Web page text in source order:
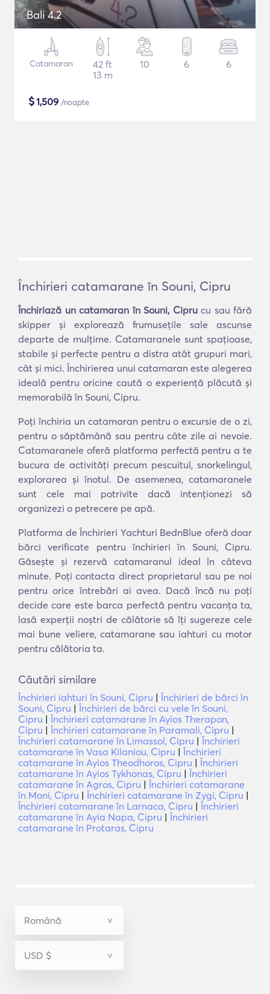
Bali 4.2
Catamaran
42 ft
13 m
10 6 6
$1,509 /noapte
Închirieri catamarane în Souni, Cipru
Închiriază un catamaran în Souni, Ciprucu sau fără
skipper și explorează frumusețile sale ascunse
departe de mulțime. Catamaranele sunt spațioase,
stabile și perfecte pentru a distra atât grupuri mari,
cât și mici. Închirierea unui catamaran este alegerea
ideală pentru oricine caută o experiență plăcută și
memorabilă în Souni, Cipru.
Poți închiria un catamaran pentru o excursie de o zi,
pentru o săptămână sau pentru câte zile ai nevoie.
Catamaranele oferă platforma perfectă pentru a te
bucura de activități precum pescuitul, snorkelingul,
explorarea și înotul. De asemenea, catamaranele
sunt cele mai potrivite dacă intenționezi să
organizezi o petrecere pe apă.
Platforma de Închirieri Yachturi BednBlue oferă doar
bărci verificate pentru închirieri în Souni, Cipru.
Găsește și rezervă catamaranul ideal în câteva
minute. Poți contacta direct proprietarul sau pe noi
pentru orice întrebări ai avea. Dacă încă nu poți
decide care este barca perfectă pentru vacanța ta,
lasă experții noștri de călătorie să îți sugereze cele
mai bune veliere, catamarane sau iahturi cu motor
pentru călătoria ta.
Căutări similare
Închirieri iahturi în Souni, Cipru | Închirieri de bărci în
Souni, Cipru | Închirieri de bărci cu vele în Souni,
Cipru | Închirieri catamarane în Ayios Therapon,
Cipru | Închirieri catamarane în Paramali, Cipru |
Închirieri catamarane în Limassol, Cipru | Închirieri
catamarane în Vasa Kilaniou, Cipru | Închirieri
catamarane în Ayios Theodhoros, Cipru | Închirieri
catamarane în Ayios Tykhonas, Cipru | Închirieri
catamarane în Agros, Cipru | Închirieri catamarane
în Moni, Cipru | Închirieri catamarane în Zygi, Cipru |
Închirieri catamarane în Larnaca, Cipru | Închirieri
catamarane în Ayia Napa, Cipru | Închirieri
catamarane în Protaras, Cipru